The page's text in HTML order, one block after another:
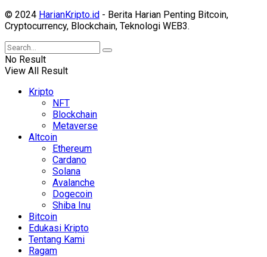
© 2024 HarianKripto.id - Berita Harian Penting Bitcoin,
Cryptocurrency, Blockchain, Teknologi WEB3.
No Result
View All Result
Kripto
NFT
Blockchain
Metaverse
Altcoin
Ethereum
Cardano
Solana
Avalanche
Dogecoin
Shiba Inu
Bitcoin
Edukasi Kripto
Tentang Kami
Ragam